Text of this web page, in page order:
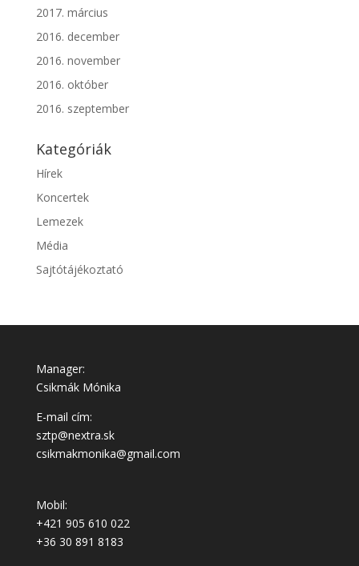
2017. március
2016. december
2016. november
2016. október
2016. szeptember
Kategóriák
Hírek
Koncertek
Lemezek
Média
Sajtótájékoztató
Manager:
Csikmák Mónika
E-mail cím:
sztp@nextra.sk
csikmakmonika@gmail.com
Mobil:
+421 905 610 022
+36 30 891 8183